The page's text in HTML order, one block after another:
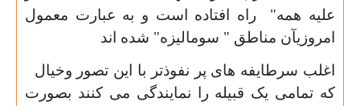
علیه همه" راه افتاده است و به عبارت معمول
امروزیآن مناطق " سومالیزه" شده اند
اغلب سرطایفه های پر نفوذتر با این تصور وخیال
که تمامی یک قبیله را نمایندگی می کنند بصورت